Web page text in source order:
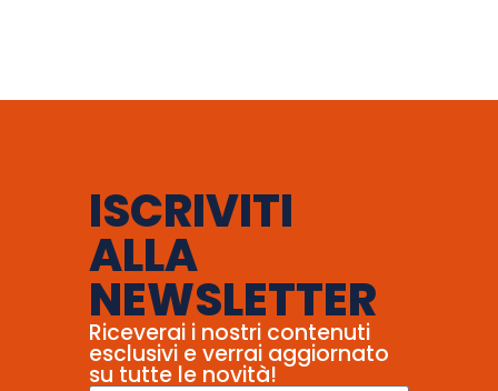
ISCRIVITI
ALLA
NEWSLETTER
Riceverai i nostri contenuti
esclusivi e verrai aggiornato
su tutte le novità!